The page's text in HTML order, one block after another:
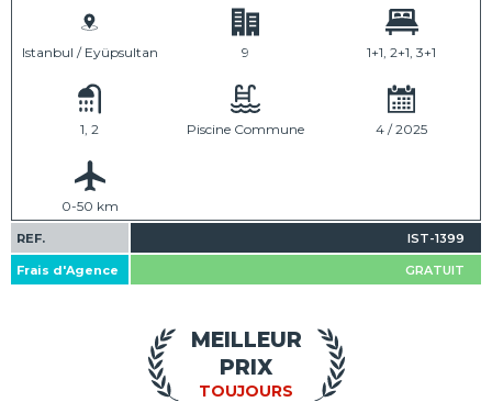
Istanbul / Eyüpsultan 9 1+1, 2+1, 3+1
1, 2 Piscine Commune 4 / 2025
0-50 km
REF. IST-1399
Frais d'Agence GRATUIT
TOUJOURS
MEILLEUR
PRIX